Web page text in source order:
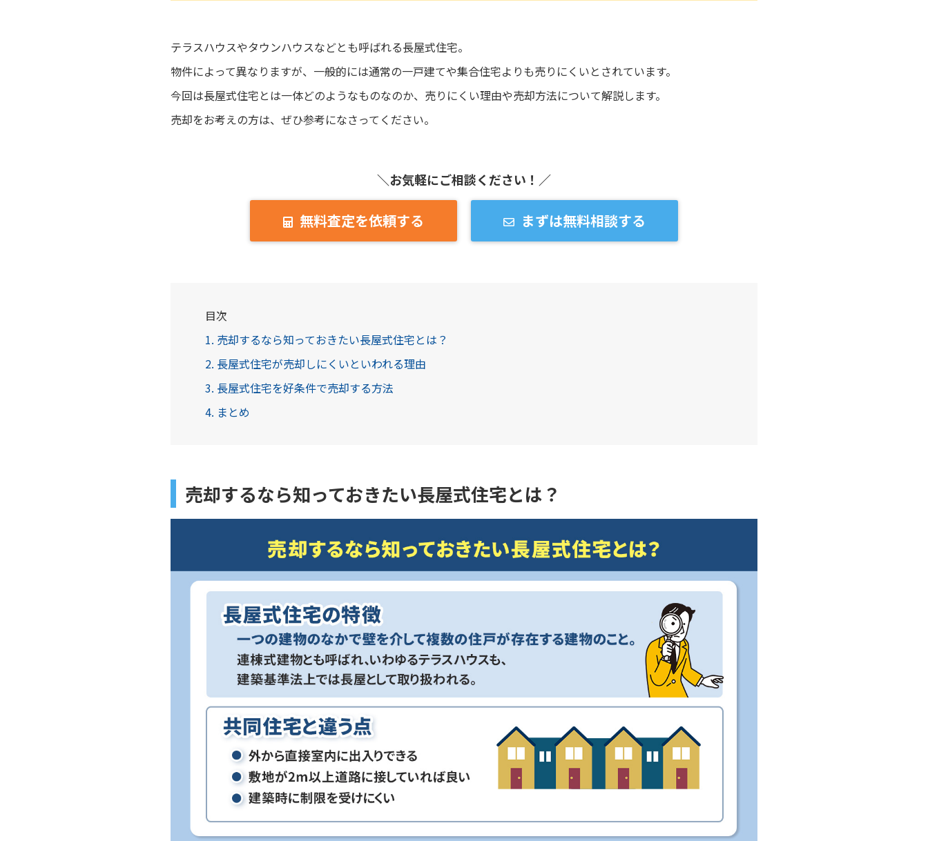
テラスハウスやタウンハウスなどとも呼ばれる長屋式住宅。
物件によって異なりますが、一般的には通常の一戸建てや集合住宅よりも売りにくいとされています。
今回は長屋式住宅とは一体どのようなものなのか、売りにくい理由や売却方法について解説します。
売却をお考えの方は、ぜひ参考になさってください。
＼お気軽にご相談ください！／
無料査定を依頼する まずは無料相談する
目次
1. 売却するなら知っておきたい長屋式住宅とは？
2. 長屋式住宅が売却しにくいといわれる理由
3. 長屋式住宅を好条件で売却する方法
4. まとめ
売却するなら知っておきたい長屋式住宅とは？